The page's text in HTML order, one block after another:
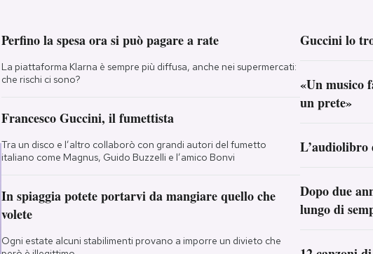
Perfino la spesa ora si può pagare a rate
La piattaforma Klarna è sempre più diffusa, anche nei supermercati:
che rischi ci sono?
Francesco Guccini, il fumettista
Tra un disco e l’altro collaborò con grandi autori del fumetto
italiano come Magnus, Guido Buzzelli e l’amico Bonvi
In spiaggia potete portarvi da mangiare quello che
volete
Ogni estate alcuni stabilimenti provano a imporre un divieto che
Guccini lo
«Un musico
un prete»
L’audiolibro
Dopo due
lungo di